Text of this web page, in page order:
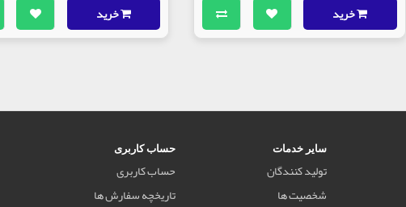
خرید خرید
سایر خدمات
تولید کنندگان
شخصیت ها
حساب کاربری
حساب کاربری
تاریخچه سفارش ها